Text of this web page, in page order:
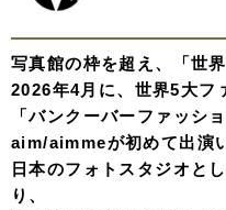
写真館の枠を超え、「世界
2026年4月に、世界5大フ
「バンクーバーファッシ
aim/aimmeが初めて出演
日本のフォトスタジオと
り、